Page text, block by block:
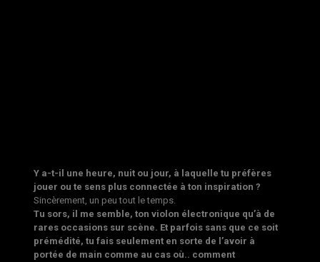
Y a-t-il une heure, nuit ou jour, à laquelle tu préfères
jouer ou te sens plus connectée à ton inspiration ?
Sincèrement, un peu tout le temps.
Tu sors, il me semble, ton violon électronique qu’à de
rares occasions sur scène. Et parfois sans que ce soit
prémédité, tu fais seulement en sorte de l’avoir à
portée de main comme au cas où.. comment